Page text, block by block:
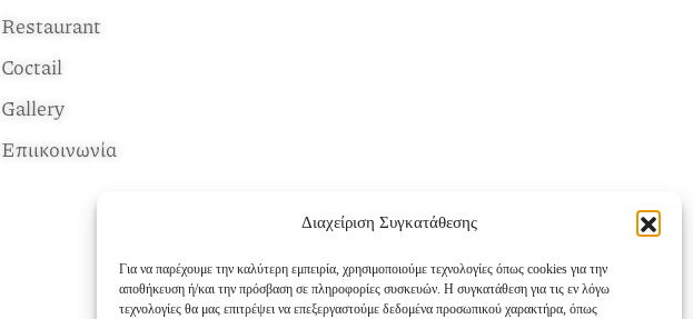
Διαχείριση Συγκατάθεσης
Για να παρέχουμε την καλύτερη εμπειρία, χρησιμοποιούμε τεχνολογίες όπως cookies για την
αποθήκευση ή/και την πρόσβαση σε πληροφορίες συσκευών. Η συγκατάθεση για τις εν λόγω
τεχνολογίες θα μας επιτρέψει να επεξεργαστούμε δεδομένα προσωπικού χαρακτήρα, όπως
Restaurant
Coctail
Gallery
Επιικοινωνία